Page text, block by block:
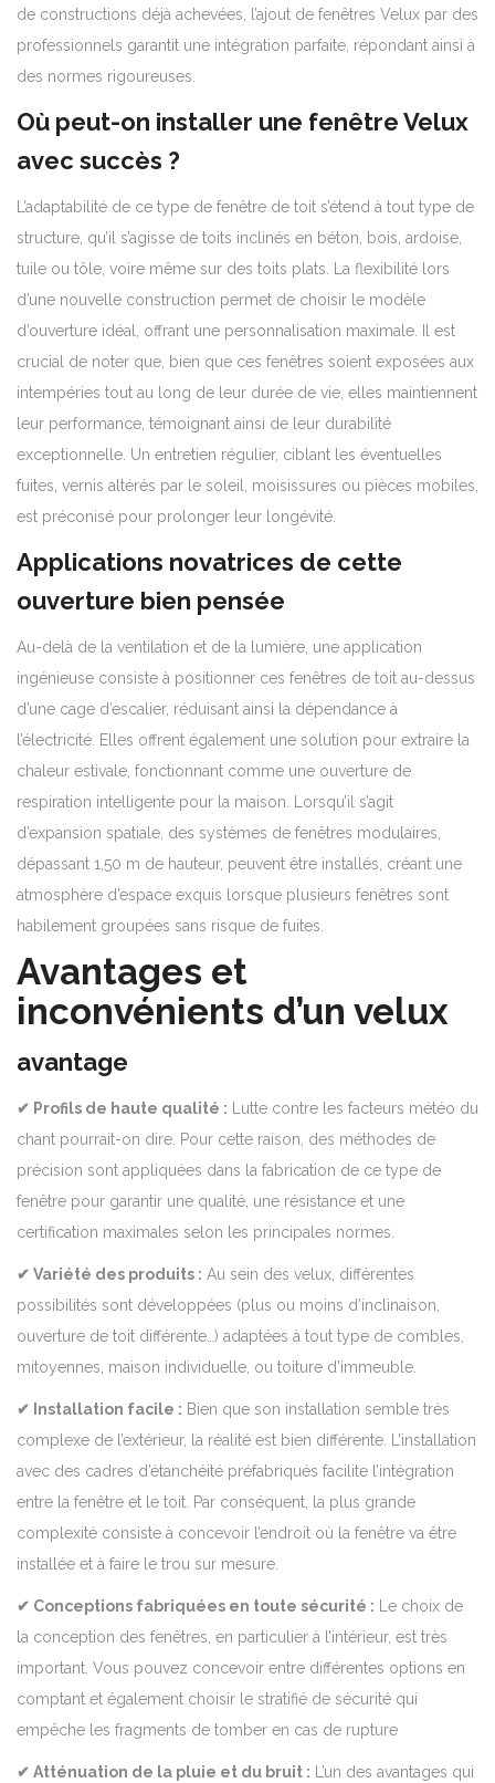
de constructions déjà achevées, l’ajout de fenêtres Velux par des
professionnels garantit une intégration parfaite, répondant ainsi à
des normes rigoureuses.
Où peut-on installer une fenêtre Velux
avec succès ?
L’adaptabilité de ce type de fenêtre de toit s’étend à tout type de
structure, qu’il s’agisse de toits inclinés en béton, bois, ardoise,
tuile ou tôle, voire même sur des toits plats. La flexibilité lors
d’une nouvelle construction permet de choisir le modèle
d’ouverture idéal, offrant une personnalisation maximale. Il est
crucial de noter que, bien que ces fenêtres soient exposées aux
intempéries tout au long de leur durée de vie, elles maintiennent
leur performance, témoignant ainsi de leur durabilité
exceptionnelle. Un entretien régulier, ciblant les éventuelles
fuites, vernis altérés par le soleil, moisissures ou pièces mobiles,
est préconisé pour prolonger leur longévité.
Applications novatrices de cette
ouverture bien pensée
Au-delà de la ventilation et de la lumière, une application
ingénieuse consiste à positionner ces fenêtres de toit au-dessus
d’une cage d’escalier, réduisant ainsi la dépendance à
l’électricité. Elles offrent également une solution pour extraire la
chaleur estivale, fonctionnant comme une ouverture de
respiration intelligente pour la maison. Lorsqu’il s’agit
d’expansion spatiale, des systèmes de fenêtres modulaires,
dépassant 1,50 m de hauteur, peuvent être installés, créant une
atmosphère d’espace exquis lorsque plusieurs fenêtres sont
habilement groupées sans risque de fuites.
Avantages et
inconvénients d’un velux
avantage
✔ Profils de haute qualité : Lutte contre les facteurs météo du
chant pourrait-on dire. Pour cette raison, des méthodes de
précision sont appliquées dans la fabrication de ce type de
fenêtre pour garantir une qualité, une résistance et une
certification maximales selon les principales normes.
✔ Variété des produits : Au sein des velux, différentes
possibilités sont développées (plus ou moins d’inclinaison,
ouverture de toit différente…) adaptées à tout type de combles,
mitoyennes, maison individuelle, ou toiture d’immeuble.
✔ Installation facile : Bien que son installation semble très
complexe de l’extérieur, la réalité est bien différente.
L’installation
avec des cadres d’étanchéité préfabriqués facilite l’intégration
entre la fenêtre et le toit. Par conséquent, la plus grande
complexité consiste à concevoir l’endroit où la fenêtre va être
installée et à faire le trou sur mesure.
✔ Conceptions fabriquées en toute sécurité : Le choix de
la conception des fenêtres, en particulier à l’intérieur, est très
important. Vous pouvez concevoir entre différentes options en
comptant et également choisir le stratifié de sécurité qui
empêche les fragments de tomber en cas de rupture
✔ Atténuation de la pluie et du bruit : L’un des avantages qui